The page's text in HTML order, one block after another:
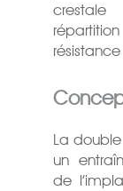
La
un
de